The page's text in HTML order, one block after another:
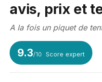
avis, prix et
A la fois un piquet de
9.3/10 Score expert